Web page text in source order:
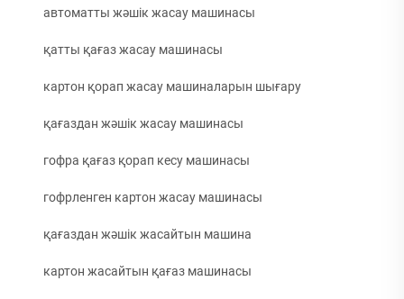
автоматты жәшік жасау машинасы
қатты қағаз жасау машинасы
картон қорап жасау машиналарын шығару
қағаздан жәшік жасау машинасы
гофра қағаз қорап кесу машинасы
гофрленген картон жасау машинасы
қағаздан жәшік жасайтын машина
картон жасайтын қағаз машинасы